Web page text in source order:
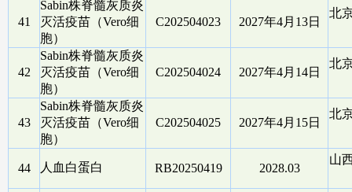
41
Sabin株脊髓灰质炎
灭活疫苗（Vero细
胞）
C202504023 2027年4月13日
北
42
Sabin株脊髓灰质炎
灭活疫苗（Vero细
胞）
C202504024 2027年4月14日
北
43
Sabin株脊髓灰质炎
灭活疫苗（Vero细
胞）
C202504025 2027年4月15日
北
44 人血白蛋白 RB20250419 2028.03
山